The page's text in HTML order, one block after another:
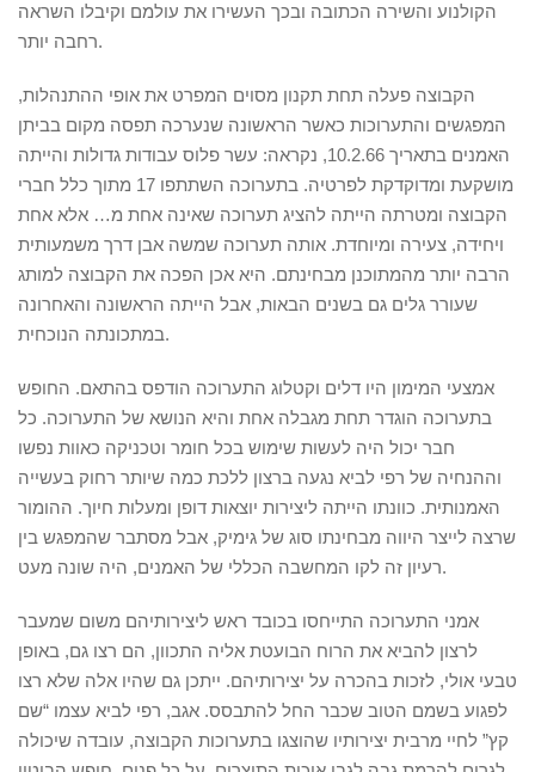
הקולנוע והשירה הכתובה ובכך העשירו את עולמם וקיבלו השראה
רחבה יותר.
הקבוצה פעלה תחת תקנון מסוים המפרט את אופי ההתנהלות,
המפגשים והתערוכות כאשר הראשונה שנערכה תפסה מקום בביתן
האמנים בתאריך 10.2.66, נקראה: עשר פלוס עבודות גדולות והייתה
מושקעת ומדוקדקת לפרטיה. בתערוכה השתתפו 17 מתוך כלל חברי
הקבוצה ומטרתה הייתה להציג תערוכה שאינה אחת מ… אלא אחת
ויחידה, צעירה ומיוחדת. אותה תערוכה שמשה אבן דרך משמעותית
הרבה יותר מהמתוכנן מבחינתם. היא אכן הפכה את הקבוצה למותג
שעורר גלים גם בשנים הבאות, אבל הייתה הראשונה והאחרונה
במתכונתה הנוכחית.
אמצעי המימון היו דלים וקטלוג התערוכה הודפס בהתאם. החופש
בתערוכה הוגדר תחת מגבלה אחת והיא הנושא של התערוכה. כל
חבר יכול היה לעשות שימוש בכל חומר וטכניקה כאוות נפשו
וההנחיה של רפי לביא נגעה ברצון ללכת כמה שיותר רחוק בעשייה
האמנותית. כוונתו הייתה ליצירות יוצאות דופן ומעלות חיוך. ההומור
שרצה לייצר היווה מבחינתו סוג של גימיק, אבל מסתבר שהמפגש בין
רעיון זה לקו המחשבה הכללי של האמנים, היה שונה מעט.
אמני התערוכה התייחסו בכובד ראש ליצירותיהם משום שמעבר
לרצון להביא את הרוח הבועטת אליה התכוון, הם רצו גם, באופן
טבעי אולי, לזכות בהכרה על יצירותיהם. ייתכן גם שהיו אלה שלא רצו
לפגוע בשמם הטוב שכבר החל להתבסס. אגב, רפי לביא עצמו “שם
קץ” לחיי מרבית יצירותיו שהוצגו בתערוכות הקבוצה, עובדה שיכולה